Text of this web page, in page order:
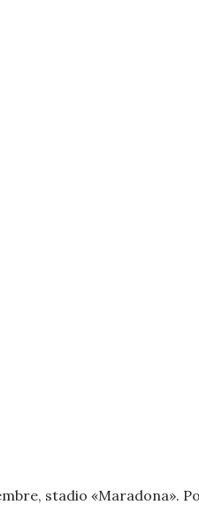
stadio «Maradona».